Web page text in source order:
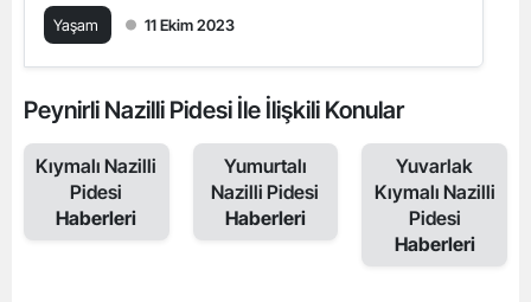
Yaşam 11 Ekim 2023
Peynirli Nazilli Pidesi İle İlişkili Konular
Kıymalı Nazilli
Pidesi
Haberleri
Yumurtalı
Nazilli Pidesi
Haberleri
Yuvarlak
Kıymalı Nazilli
Pidesi
Haberleri